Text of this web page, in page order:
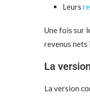
Leurs
Une fois sur
revenus nets
La
La version